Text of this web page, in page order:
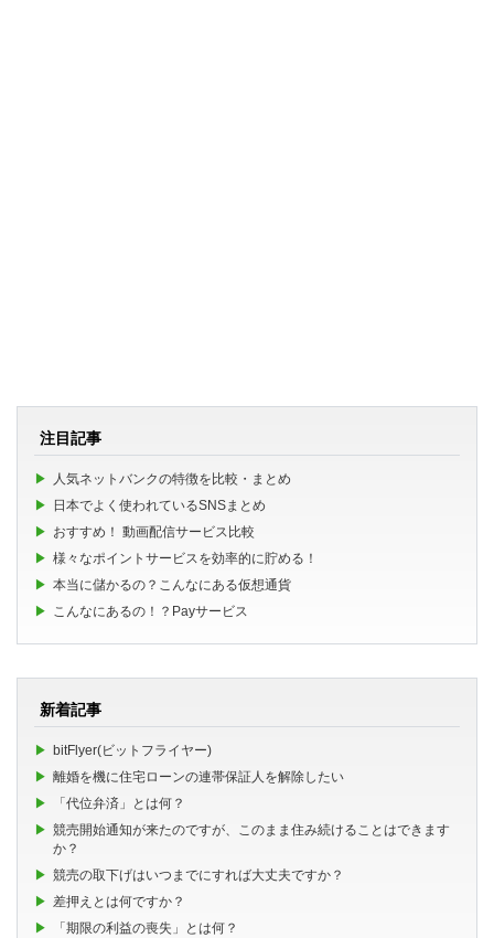
注目記事
人気ネットバンクの特徴を比較・まとめ
日本でよく使われているSNSまとめ
おすすめ！ 動画配信サービス比較
様々なポイントサービスを効率的に貯める！
本当に儲かるの？こんなにある仮想通貨
こんなにあるの！？Payサービス
新着記事
bitFlyer(ビットフライヤー)
離婚を機に住宅ローンの連帯保証人を解除したい
「代位弁済」とは何？
競売開始通知が来たのですが、このまま住み続けることはできます
か？
競売の取下げはいつまでにすれば大丈夫ですか？
差押えとは何ですか？
「期限の利益の喪失」とは何？